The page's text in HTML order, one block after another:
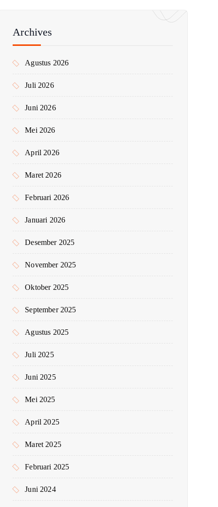
:
Archives
Agustus 2026
Juli 2026
Juni 2026
Mei 2026
April 2026
Maret 2026
Februari 2026
Januari 2026
Desember 2025
November 2025
Oktober 2025
September 2025
Agustus 2025
Juli 2025
Juni 2025
Mei 2025
April 2025
Maret 2025
Februari 2025
Juni 2024